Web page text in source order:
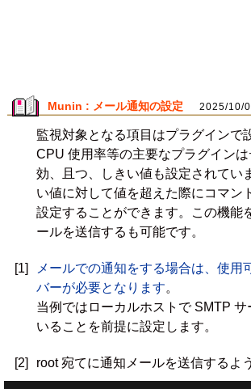
Munin : メール通知の設定 2025/10/
監視対象となる項目はプラグインで
CPU 使用率等の主要なプラグイン
効、且つ、しきい値も設定されてい
い値に対して値を超えた際にコマン
設定することができます。この機能
ールを送信するも可能です。
[1]
メールでの通知をする場合は、使用
バーが必要となります。
当例ではローカルホストで SMTP サ
いることを前提に設定します。
[2] root 宛てに通知メールを送信するよ